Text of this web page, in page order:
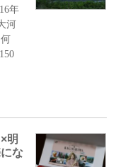
年
河
明
な